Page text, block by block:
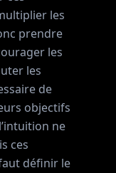
les
prendre
les
les
de
objectifs
ne
ces
définir le